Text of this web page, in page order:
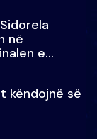
në
e
këndojnë së